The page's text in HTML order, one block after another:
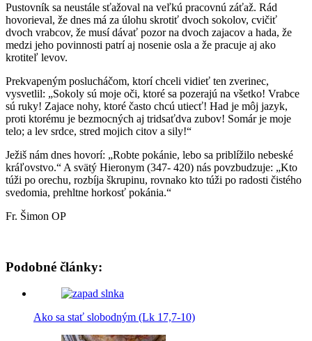
Pustovník sa neustále sťažoval na veľkú pracovnú záťaž. Rád
hovorieval, že dnes má za úlohu skrotiť dvoch sokolov, cvičiť
dvoch vrabcov, že musí dávať pozor na dvoch zajacov a hada, že
medzi jeho povinnosti patrí aj nosenie osla a že pracuje aj ako
krotiteľ levov.
Prekvapeným poslucháčom, ktorí chceli vidieť ten zverinec,
vysvetlil: „Sokoly sú moje oči, ktoré sa pozerajú na všetko! Vrabce
sú ruky! Zajace nohy, ktoré často chcú utiecť! Had je môj jazyk,
proti ktorému je bezmocných aj tridsaťdva zubov! Somár je moje
telo; a lev srdce, stred mojich citov a sily!“
Ježiš nám dnes hovorí: „Robte pokánie, lebo sa priblížilo nebeské
kráľovstvo.“ A svätý Hieronym (347- 420) nás povzbudzuje: „Kto
túži po orechu, rozbíja škrupinu, rovnako kto túži po radosti čistého
svedomia, prehltne horkosť pokánia.“
Fr. Šimon OP
Podobné články:
Ako sa stať slobodným (Lk 17,7-10)